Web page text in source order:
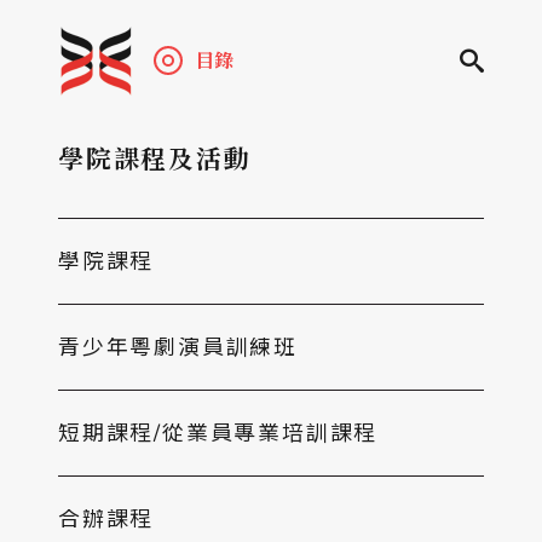
目錄
學院課程及活動
學院課程
青少年粵劇演員訓練班
短期課程/從業員專業培訓課程
合辦課程